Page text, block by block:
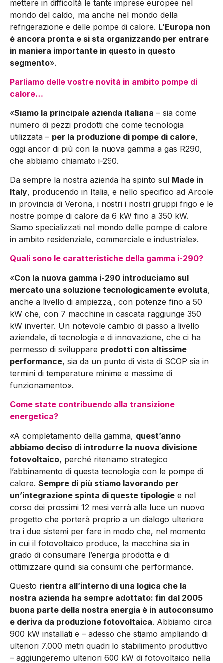
mettere in difficoltà le tante imprese europee nel
mondo del caldo, ma anche nel mon­do della
refrigerazione e delle pompe di calore. L’Europa non
è ancora pronta e si sta organizzando per entrare
in maniera im­portante in questo in questo
segmento».
Parliamo delle vostre novità in ambito pompe di
calore…
«Siamo la principale azienda italiana – sia come
numero di pez­zi prodotti che come tecnologia
utilizzata – per la produzione di pompe di calore,
oggi ancor di più con la nuova gamma a gas R290,
che abbiamo chiamato i-290.
Da sempre la nostra azien­da ha spinto sul Made in
Italy, producendo in Italia, e nello speci­fico ad Arcole
in provincia di Verona, i nostri i nostri gruppi frigo e le
nostre pompe di calore da 6 kW fino a 350 kW.
Siamo specia­lizzati nel mondo delle pompe di calore
in ambito residenziale, commerciale e industriale».
Quali sono le caratteristiche della gamma i-290?
«Con la nuova gamma i-290 introduciamo sul
mercato una so­luzione tecnologicamente evoluta,
anche a livello di ampiezza,, con potenze fino a 50
kW che, con 7 macchine in cascata rag­giunge 350
kW inverter. Un notevole cambio di passo a livello
aziendale, di tecnologia e di innovazione, che ci ha
permesso di sviluppare prodotti con altissime
performance, sia da un punto di vista di SCOP sia in
termini di temperature minime e massime di
funzionamento».
Come state contribuendo alla transizione
energetica?
«A completamento della gamma, quest’anno
abbiamo deciso di introdurre la nuova divisione
fotovoltaico, perché riteniamo stra­tegico
l’abbinamento di questa tecnologia con le pompe di
calo­re. Sempre di più stiamo lavorando per
un’integrazione spinta di queste tipologie e nel
corso dei prossimi 12 mesi verrà alla luce un nuovo
progetto che porterà proprio a un dialogo ulteriore
tra i due sistemi per fare in modo che, nel momento
in cui il fotovol­taico produce, la macchina sia in
grado di consumare l’energia prodotta e di
ottimizzare quindi sia consumi che performance.
Questo rientra all’interno di una logica che la
nostra azienda ha sempre adottato: fin dal 2005
buona parte della nostra energia è in autoconsumo
e deriva da produzione fotovoltaica. Abbiamo circa
900 kW installati e – adesso che stiamo ampliando di
ulte­riori 7.000 metri quadri lo stabilimento produttivo
– aggiungere­mo ulteriori 600 kW di fotovoltaico nella